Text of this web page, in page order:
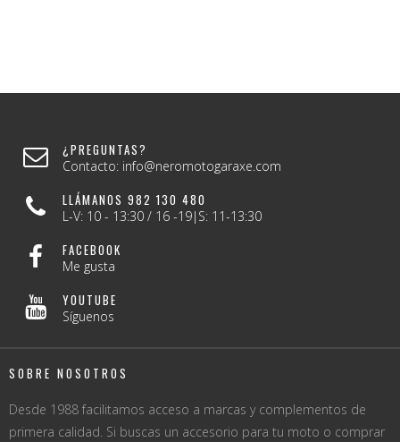
¿PREGUNTAS?
Contacto: info@neromotogaraxe.com
LLÁMANOS 982 130 480
L-V: 10 - 13:30 / 16 -19|S: 11-13:30
FACEBOOK
Me gusta
YOUTUBE
Síguenos
SOBRE NOSOTROS
Desde 1988 facilitamos acceso a marcas y complementos de
primera calidad. Si buscas un accesorio para tu moto o comprar